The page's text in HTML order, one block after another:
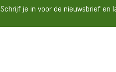
Schrijf je in voor de nieuwsbrief en